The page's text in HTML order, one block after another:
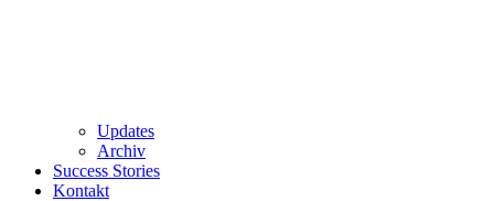
Updates
Archiv
Success Stories
Kontakt